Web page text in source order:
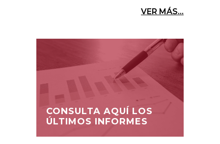
VER MÁS...
CONSULTA AQUÍ LOS
ÚLTIMOS INFORMES